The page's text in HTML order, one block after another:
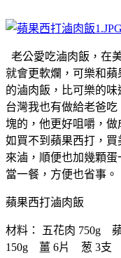
老公愛吃滷肉飯，在
就會更軟爛，可樂和
的滷肉飯，比可樂的
台灣我也有做給老爸
塊的，他更好咀嚼，做
如買不到蘋果西打，
來滷，順便也加幾顆
當一餐，方便也省事。
蘋果西打滷肉飯
材料： 五花肉 750g
150g 薑 6片 葱 3支